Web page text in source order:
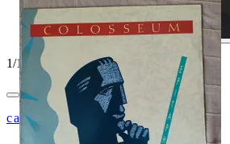
1/10
carlsm